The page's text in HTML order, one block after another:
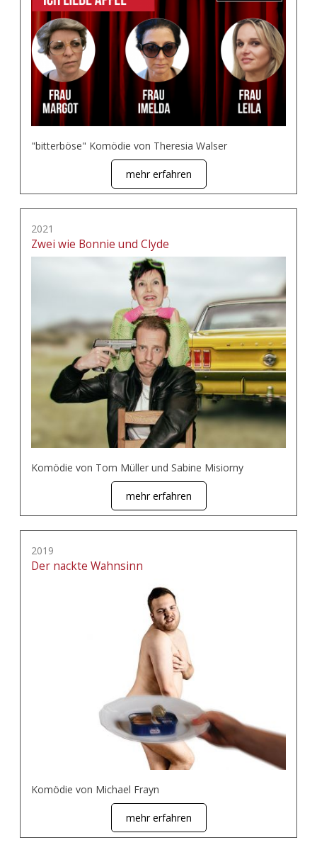
"bitterböse" Komödie von Theresia Walser
mehr erfahren
2021
Zwei wie Bonnie und Clyde
Komödie von Tom Müller und Sabine Misiorny
mehr erfahren
2019
Der nackte Wahnsinn
Komödie von Michael Frayn
mehr erfahren